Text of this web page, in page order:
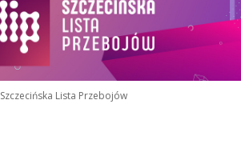
Szczecińska Lista Przebojów